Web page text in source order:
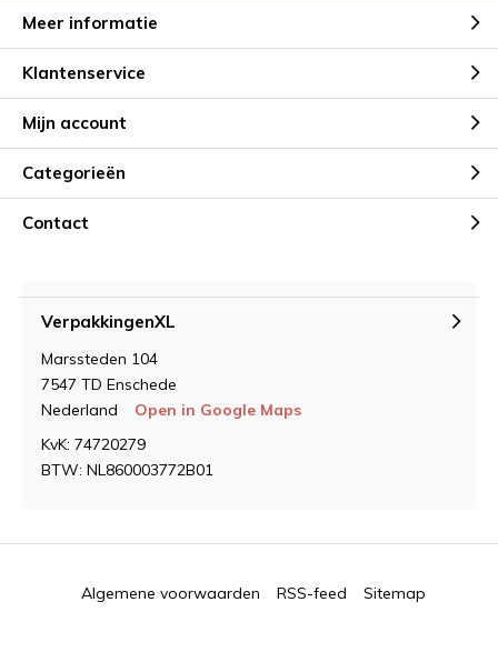
Meer informatie
Klantenservice
Mijn account
Categorieën
Contact
VerpakkingenXL
Marssteden 104
7547 TD Enschede
Nederland
Open in Google Maps
KvK: 74720279
BTW: NL860003772B01
Algemene voorwaarden RSS-feed Sitemap